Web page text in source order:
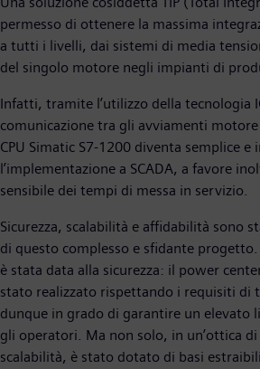
permesso di ottenere la massima
a tutti i livelli, dai sistemi di media
del singolo motore negli impianti di
Infatti, tramite l’utilizzo della tecnologia
comunicazione tra gli avviamenti motore
CPU Simatic S7-1200 diventa semplice
l’implementazione a SCADA, a favore
sensibile dei tempi di messa in servizio.
Sicurezza, scalabilità e affidabilità sono
di questo complesso e sfidante
è stata data alla sicurezza: il power
stato realizzato rispettando i requisiti di
dunque in grado di garantire un elevato
gli operatori. Ma non solo, in un’ottica
scalabilità, è stato dotato di basi